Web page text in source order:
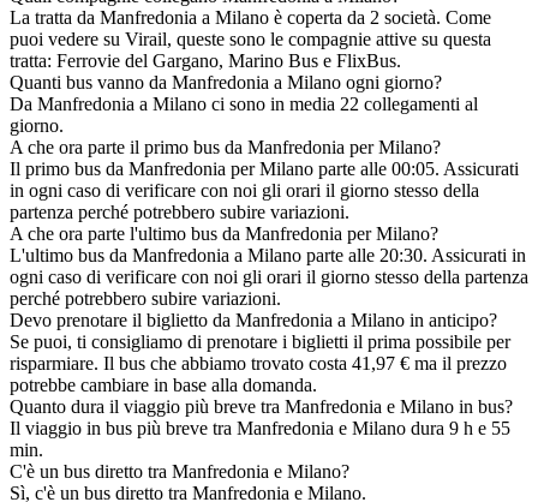
La tratta da Manfredonia a Milano è coperta da 2 società. Come
puoi vedere su Virail, queste sono le compagnie attive su questa
tratta: Ferrovie del Gargano, Marino Bus e FlixBus.
Quanti bus vanno da Manfredonia a Milano ogni giorno?
Da Manfredonia a Milano ci sono in media 22 collegamenti al
giorno.
A che ora parte il primo bus da Manfredonia per Milano?
Il primo bus da Manfredonia per Milano parte alle 00:05. Assicurati
in ogni caso di verificare con noi gli orari il giorno stesso della
partenza perché potrebbero subire variazioni.
A che ora parte l'ultimo bus da Manfredonia per Milano?
L'ultimo bus da Manfredonia a Milano parte alle 20:30. Assicurati in
ogni caso di verificare con noi gli orari il giorno stesso della partenza
perché potrebbero subire variazioni.
Devo prenotare il biglietto da Manfredonia a Milano in anticipo?
Se puoi, ti consigliamo di prenotare i biglietti il prima possibile per
risparmiare. Il bus che abbiamo trovato costa 41,97 € ma il prezzo
potrebbe cambiare in base alla domanda.
Quanto dura il viaggio più breve tra Manfredonia e Milano in bus?
Il viaggio in bus più breve tra Manfredonia e Milano dura 9 h e 55
min.
C'è un bus diretto tra Manfredonia e Milano?
Sì, c'è un bus diretto tra Manfredonia e Milano.